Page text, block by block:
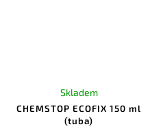
CHEMSTOP ECOFIX 150 ml
(tuba)
Skladem